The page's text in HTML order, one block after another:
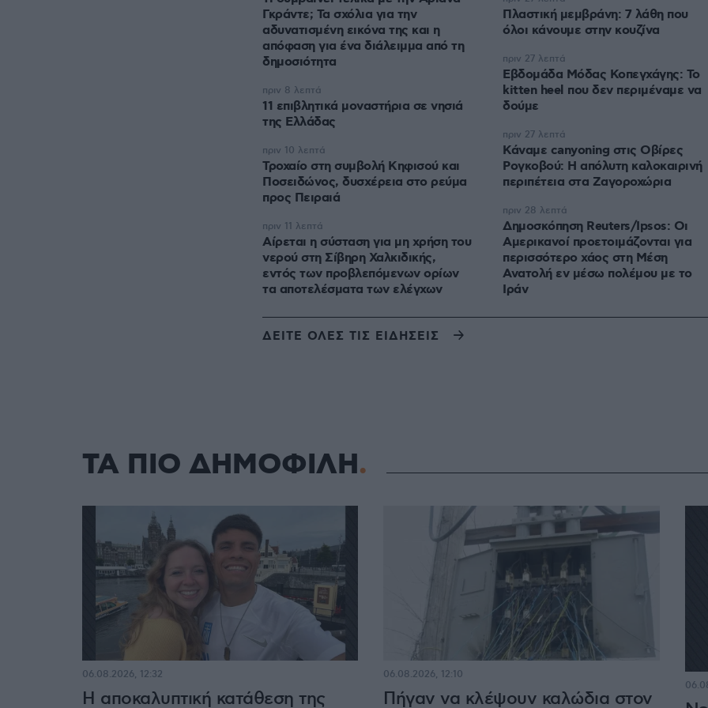
Γκράντε; Τα σχόλια για την
αδυνατισμένη εικόνα της και η
απόφαση για ένα διάλειμμα από τη
δημοσιότητα
11 επιβλητικά μοναστήρια σε νησιά
της Ελλάδας
πριν 8 λεπτά
Τροχαίο στη συμβολή Κηφισού και
Ποσειδώνος, δυσχέρεια στο ρεύμα
προς Πειραιά
πριν 10 λεπτά
Αίρεται η σύσταση για μη χρήση του
νερού στη Σίβηρη Χαλκιδικής,
εντός των προβλεπόμενων ορίων
τα αποτελέσματα των ελέγχων
πριν 11 λεπτά
Πλαστική μεμβράνη: 7 λάθη που
όλοι κάνουμε στην κουζίνα
Εβδομάδα Μόδας Κοπεγχάγης: Το
kitten heel που δεν περιμέναμε να
δούμε
πριν 27 λεπτά
Κάναμε canyoning στις Οβίρες
Ρογκοβού: Η απόλυτη καλοκαιρινή
περιπέτεια στα Ζαγοροχώρια
πριν 27 λεπτά
Δημοσκόπηση Reuters/Ipsos: Οι
Αμερικανοί προετοιμάζονται για
περισσότερο χάος στη Μέση
Ανατολή εν μέσω πολέμου με το
Ιράν
πριν 28 λεπτά
ΔΕΙΤΕ ΟΛΕΣ ΤΙΣ ΕΙΔΗΣΕΙΣ
ΤΑ ΠΙΟ ΔΗΜΟΦΙΛΗ
Η αποκαλυπτική κατάθεση της
06.08.2026, 12:32
Πήγαν να κλέψουν καλώδια στον
06.08.2026, 12:10